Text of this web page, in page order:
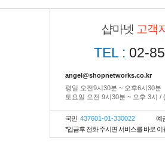
샵마넷 고객
TEL : 02-
angel@shopnetworks.co.kr
평일 오전9시30분 ~ 오후6시30분
토요일 오전 9시30분 ~ 오후 3시 /
국민 437601-01-330022
예
*입금후 전화 주시면 서비스를 바로 이